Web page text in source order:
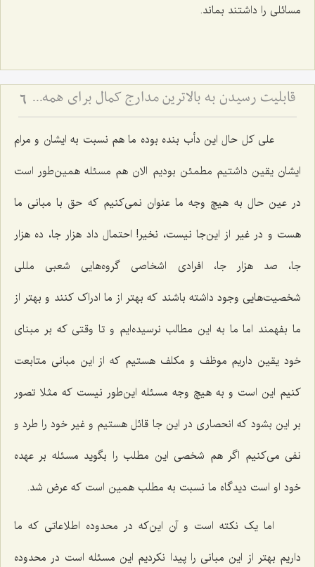
مسائلی را داشتند بماند.
قابلیت رسیدن به بالاترین مدارج کمال برای همه انسان ها 6
علی کل حال این دأب بنده بوده ما هم نسبت به ایشان و مرام
ایشان یقین داشتیم مطمئن بودیم الان هم مسئله همین‌طور است
در عین حال به هیچ وجه ما عنوان نمی‌کنیم که حق با مبانی ما
هست و در غیر از این‌جا نیست، نخیر! احتمال داد هزار جا، ده هزار
جا، صد هزار جا، افرادی اشخاصی گروه‌هایی شعبی مللی
شخصیت‌هایی وجود داشته باشند که بهتر از ما ادراک کنند و بهتر از
ما بفهمند اما ما به این مطالب نرسیده‌ایم و تا وقتی که بر مبنای
خود یقین داریم موظف و مکلف هستیم که از این مبانی متابعت
کنیم این است و به هیچ وجه مسئله این‌طور نیست که مثلا تصور
بر این بشود که انحصاری در این جا قائل هستیم و غیر خود را طرد و
نفی می‌کنیم اگر هم شخصی این مطلب را بگوید مسئله بر عهده
خود او است دیدگاه ما نسبت به مطلب همین است که عرض شد.
اما یک نکته است و آن این‌که در محدوده اطلاعاتی که ما
داریم بهتر از این مبانی را پیدا نکردیم این مسئله است در محدوده